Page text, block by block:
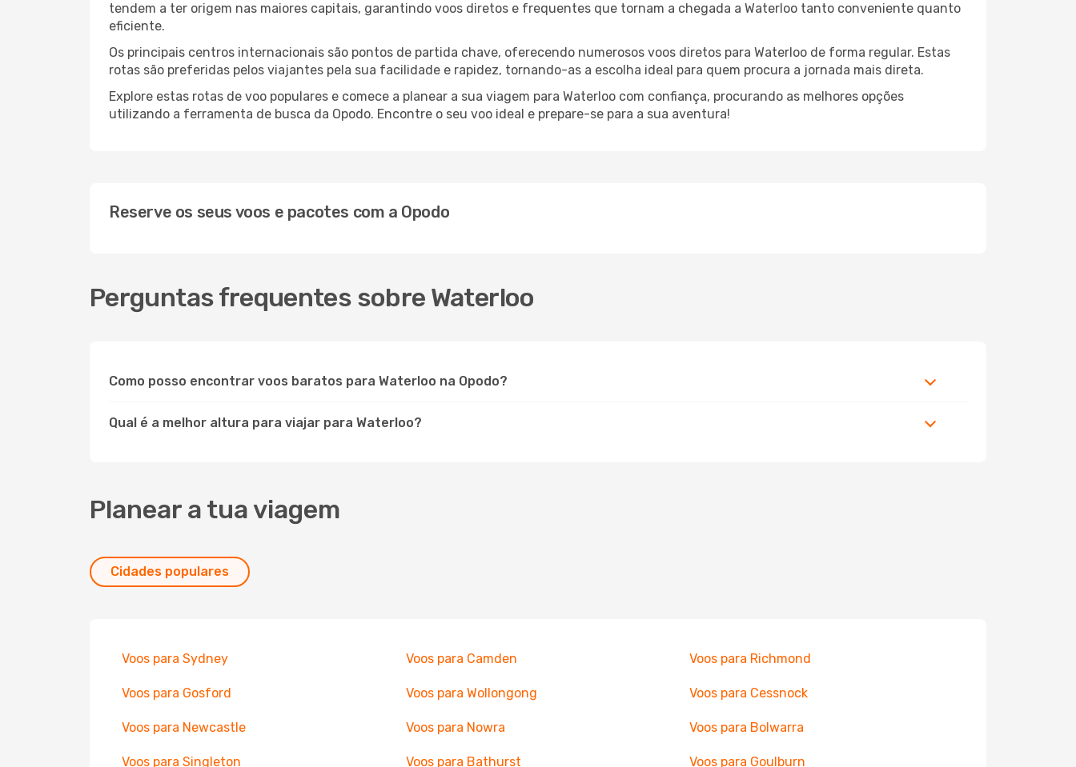
tendem a ter origem nas maiores capitais, garantindo voos diretos e frequentes que tornam a chegada a Waterloo tanto conveniente quanto
eficiente.
Os principais centros internacionais são pontos de partida chave, oferecendo numerosos voos diretos para Waterloo de forma regular. Estas
rotas são preferidas pelos viajantes pela sua facilidade e rapidez, tornando-as a escolha ideal para quem procura a jornada mais direta.
Explore estas rotas de voo populares e comece a planear a sua viagem para Waterloo com confiança, procurando as melhores opções
utilizando a ferramenta de busca da Opodo. Encontre o seu voo ideal e prepare-se para a sua aventura!
Reserve os seus voos e pacotes com a Opodo
Perguntas frequentes sobre Waterloo
Como posso encontrar voos baratos para Waterloo na Opodo?
Qual é a melhor altura para viajar para Waterloo?
Planear a tua viagem
Cidades populares
Voos para Sydney Voos para Camden Voos para Richmond
Voos para Gosford Voos para Wollongong Voos para Cessnock
Voos para Newcastle Voos para Nowra Voos para Bolwarra
Voos para Singleton Voos para Bathurst Voos para Goulburn